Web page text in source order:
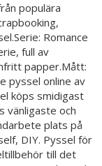
populära
Romance
full av
papper.Mått:
pyssel online av
köps smidigast
vänligaste och
plats på
DIY. Pyssel för
till det